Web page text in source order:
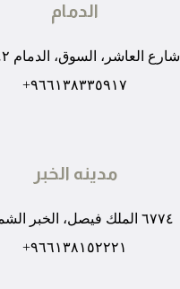
الدمام
شارع العاشر، السوق، الدمام ٣٢٢٤٢
٩٦٦١٣٨٣٣٥٩١٧+
مدينه الخبر
٦٧٧٤ الملك فيصل، الخبر الشمالية
٩٦٦١٣٨١٥٢٢٢١+